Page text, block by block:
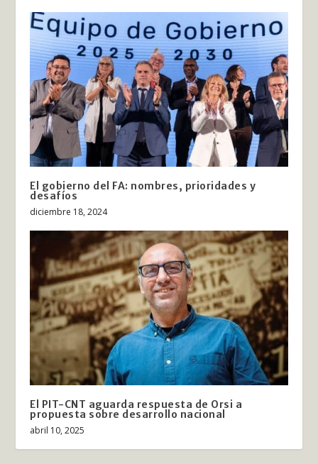
El gobierno del FA: nombres, prioridades y
desafíos
diciembre 18, 2024
El PIT-CNT aguarda respuesta de Orsi a
propuesta sobre desarrollo nacional
abril 10, 2025